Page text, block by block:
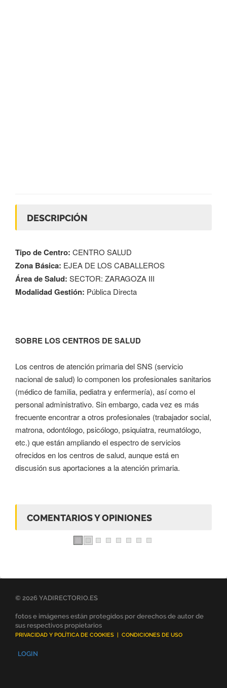
DESCRIPCIÓN
Tipo de Centro: CENTRO SALUD
Zona Básica: EJEA DE LOS CABALLEROS
Área de Salud: SECTOR: ZARAGOZA III
Modalidad Gestión: Pública Directa
SOBRE LOS CENTROS DE SALUD
Los centros de atención primaria del SNS (servicio
nacional de salud) lo componen los profesionales sanitarios
(médico de familia, pediatra y enfermería), así como el
personal administrativo. Sin embargo, cada vez es más
frecuente encontrar a otros profesionales (trabajador social,
matrona, odontólogo, psicólogo, psiquiatra, reumatólogo,
etc.) que están ampliando el espectro de servicios
ofrecidos en los centros de salud, aunque está en
discusión sus aportaciones a la atención primaria.
COMENTARIOS Y OPINIONES
© 2026 YADIRECTORIO.ES
fotos e imágenes están protegidos por derechos de autor de
sus respectivos propietarios
PRIVACIDAD Y POLÍTICA DE COOKIES | CONDICIONES DE USO
LOGIN